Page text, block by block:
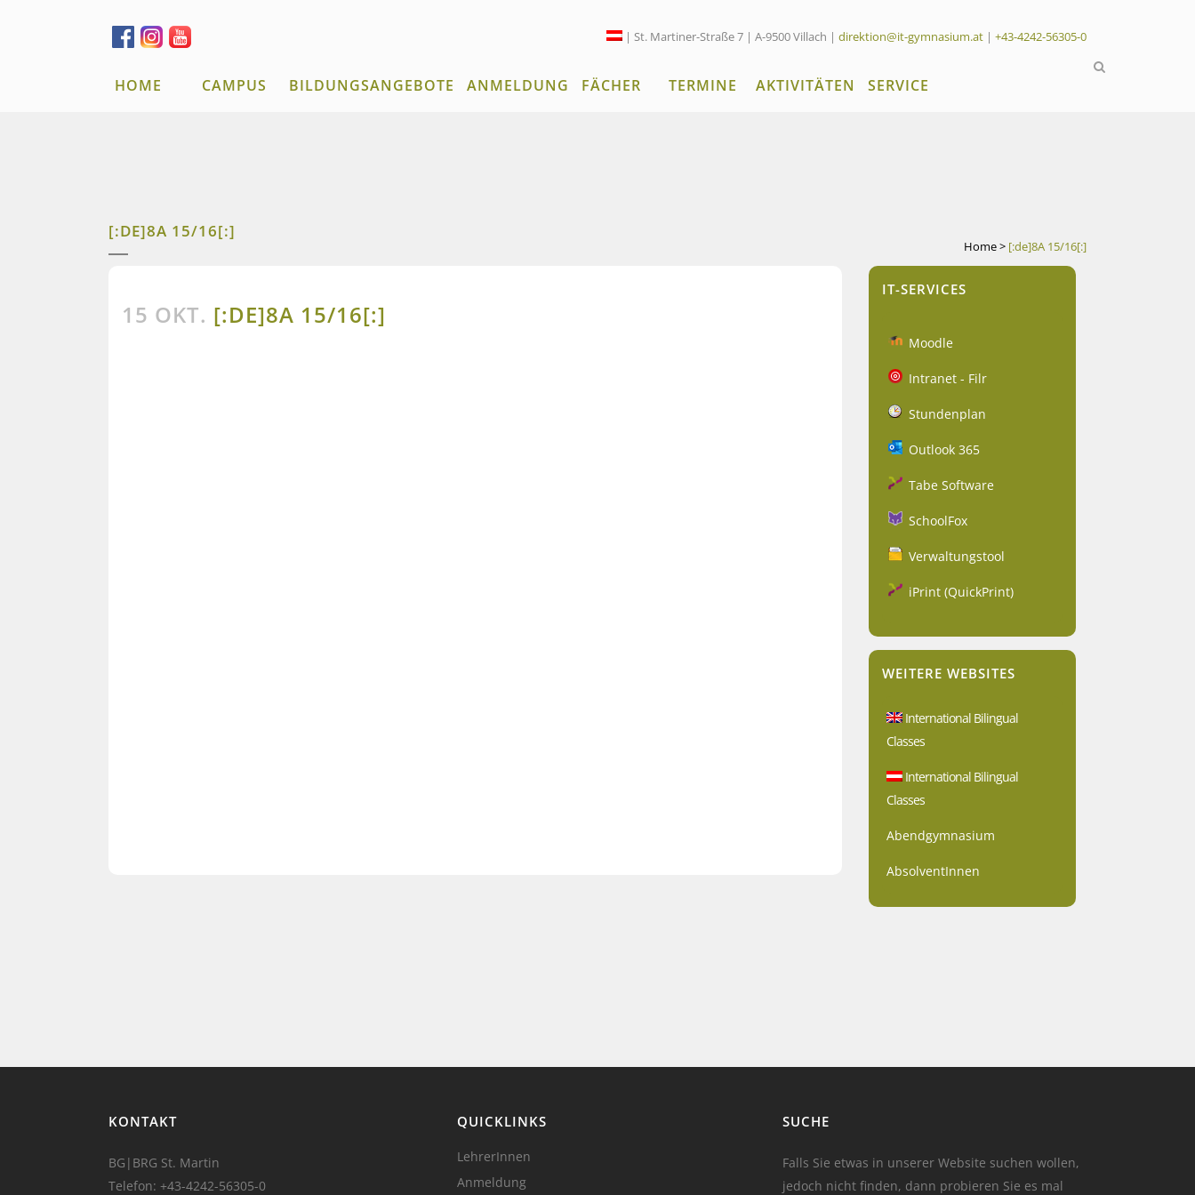
| St. Martiner-Straße 7 | A-9500 Villach | direktion@it-gymnasium.at | +43-4242-56305-0
HOME CAMPUS BILDUNGSANGEBOTE ANMELDUNG FÄCHER TERMINE AKTIVITÄTEN SERVICE
[:DE]8A 15/16[:]
Home> [:de]8A 15/16[:]
15 OKT. [:DE]8A 15/16[:]
IT-SERVICES
Moodle
Intranet - Filr
Stundenplan
Outlook 365
Tabe Software
SchoolFox
Verwaltungstool
iPrint (QuickPrint)
WEITERE WEBSITES
International Bilingual
Classes
International Bilingual
Classes
Abendgymnasium
AbsolventInnen
KONTAKT
BG|BRG St. Martin
Telefon: +43-4242-56305-0
QUICKLINKS
LehrerInnen
Anmeldung
SUCHE
Falls Sie etwas in unserer Website suchen wollen,
jedoch nicht finden, dann probieren Sie es mal